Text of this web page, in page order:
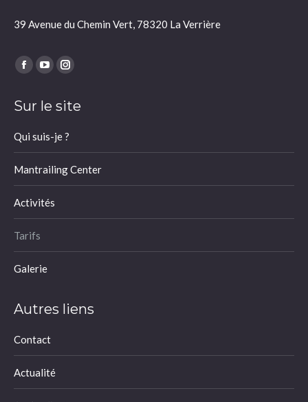
39 Avenue du Chemin Vert, 78320 La Verrière
Trouvez nous sur :
Facebook
opens
window
YouTube
opens
new
window
Instagram
opens
window
Sur le site
Qui suis-je ?
Mantrailing Center
Activités
Tarifs
Galerie
Autres liens
Contact
Actualité